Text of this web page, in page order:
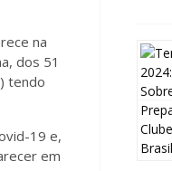
na
dos 51
tendo
19 e,
em